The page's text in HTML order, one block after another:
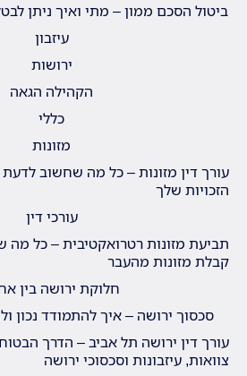
ביטול הסכם ממון – מתי ואיך ניתן
עיזבון
ירושות
הקהילה הגאה
כללי
מזונות
עורך דין מזונות – כל מה שחשוב
הזכויות שלך
עורכי דין
תביעת מזונות רטרואקטיבית – כל מה
קבלת מזונות מהעבר
חלוקת ירושה בין
סכסוך ירושה – איך להתמודד נכון
עורך דין ירושה תל אביב – הדרך
צוואות, עיזבונות וסכסוכי ירושה